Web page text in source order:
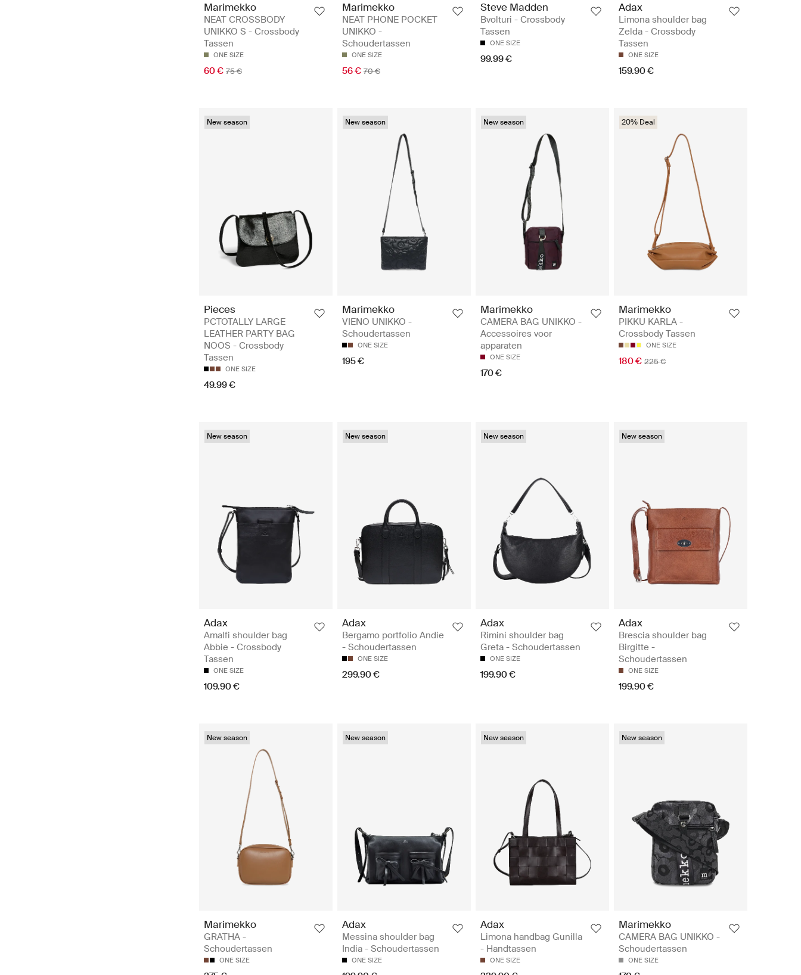
Marimekko
NEAT CROSSBODY
UNIKKO S - Crossbody
Tassen
ONE SIZE
60 € 75 €
Marimekko
NEAT PHONE POCKET
UNIKKO -
Schoudertassen
ONE SIZE
56 € 70 €
Steve Madden
Bvolturi - Crossbody
Tassen
ONE SIZE
99.99 €
Adax
Limona shoulder bag
Zelda - Crossbody
Tassen
ONE SIZE
159.90 €
New season
Pieces
PCTOTALLY LARGE
LEATHER PARTY BAG
NOOS - Crossbody
Tassen
ONE SIZE
49.99 €
New season
Marimekko
VIENO UNIKKO -
Schoudertassen
ONE SIZE
195 €
New season
Marimekko
CAMERA BAG UNIKKO -
Accessoires voor
apparaten
ONE SIZE
170 €
20% Deal
Marimekko
PIKKU KARLA -
Crossbody Tassen
ONE SIZE
180 € 225 €
New season
Adax
Amalfi shoulder bag
Abbie - Crossbody
Tassen
ONE SIZE
109.90 €
New season
Adax
Bergamo portfolio Andie
- Schoudertassen
ONE SIZE
299.90 €
New season
Adax
Rimini shoulder bag
Greta - Schoudertassen
ONE SIZE
199.90 €
New season
Adax
Brescia shoulder bag
Birgitte -
Schoudertassen
ONE SIZE
199.90 €
New season
Marimekko
GRATHA -
Schoudertassen
ONE SIZE
New season
Adax
Messina shoulder bag
India - Schoudertassen
ONE SIZE
New season
Adax
Limona handbag Gunilla
- Handtassen
ONE SIZE
New season
Marimekko
CAMERA BAG UNIKKO -
Schoudertassen
ONE SIZE